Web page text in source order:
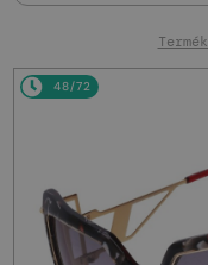
48/72